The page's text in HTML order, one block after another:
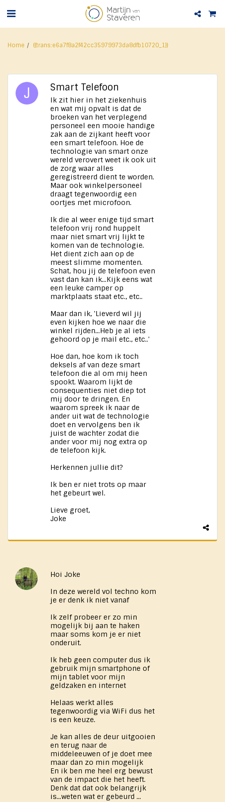
Home {{trans:e6a7f8a2f42cc35979973da8dfb10720_1}}
Smart Telefoon
Ik zit hier in het ziekenhuis
en wat mij opvalt is dat de
broeken van het verplegend
personeel een mooie handige
zak aan de zijkant heeft voor
een smart telefoon. Hoe de
technologie van smart onze
wereld verovert weet ik ook uit
de zorg waar alles
geregistreerd dient te worden.
Maar ook winkelpersoneel
draagt tegenwoordig een
oortjes met microfoon.
Ik die al weer enige tijd smart
telefoon vrij rond huppelt
maar niet smart vrij lijkt te
komen van de technologie.
Het dient zich aan op de
meest slimme momenten.
Schat, hou jij de telefoon even
vast dan kan ik...Kijk eens wat
een leuke camper op
marktplaats staat etc., etc..
Maar dan ik, 'Lieverd wil jij
even kijken hoe we naar die
winkel rijden...Heb je al iets
gehoord op je mail etc., etc..'
Hoe dan, hoe kom ik toch
deksels af van deze smart
telefoon die al om mij heen
spookt. Waarom lijkt de
consequenties niet diep tot
mij door te dringen. En
waarom spreek ik naar de
ander uit wat de technologie
doet en vervolgens ben ik
juist de wachter zodat die
ander voor mij nog extra op
de telefoon kijk.
Herkennen jullie dit?
Ik ben er niet trots op maar
het gebeurt wel.
Lieve groet,
Joke
Hoi Joke
In deze wereld vol techno kom
je er denk ik niet vanaf
Ik zelf probeer er zo min
mogelijk bij aan te haken
maar soms kom je er niet
onderuit.
Ik heb geen computer dus ik
gebruik mijn smartphone of
mijn tablet voor mijn
geldzaken en internet
Helaas werkt alles
tegenwoordig via WiFi dus het
is een keuze.
Je kan alles de deur uitgooien
en terug naar de
middeleeuwen of je doet mee
maar dan zo min mogelijk
En ik ben me heel erg bewust
van de impact die het heeft.
Denk dat dat ook belangrijk
is...weten wat er gebeurd ...